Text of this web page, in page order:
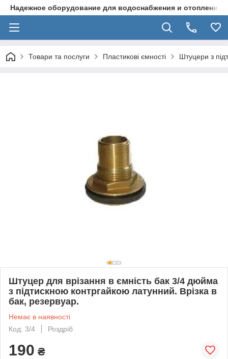
Надежное оборудование для водоснабжения и отопления
Товари та послуги Пластикові ємності Штуцери з
Штуцер для врізання в ємність бак 3/4 дюйма
з підтискною контргайкою латунний. Врізка в
бак, резервуар.
Немає в наявності
Код: 3/4
Роздріб
190 ₴